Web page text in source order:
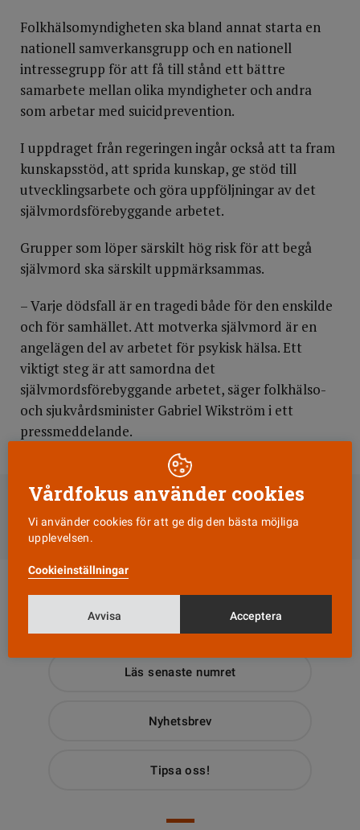
Folkhälsomyndigheten ska bland annat starta en
nationell samverkansgrupp och en nationell
intressegrupp för att få till stånd ett bättre
samarbete mellan olika myndigheter och andra
som arbetar med suicidprevention.
I uppdraget från regeringen ingår också att ta fram
kunskapsstöd, att sprida kunskap, ge stöd till
utvecklingsarbete och göra uppföljningar av det
självmordsförebyggande arbetet.
Grupper som löper särskilt hög risk för att begå
självmord ska särskilt uppmärksammas.
– Varje dödsfall är en tragedi både för den enskilde
och för samhället. Att motverka självmord är en
angelägen del av arbetet för psykisk hälsa. Ett
viktigt steg är att samordna det
självmordsförebyggande arbetet, säger folkhälso-
och sjukvårdsminister Gabriel Wikström i ett
pressmeddelande.
Till Vårdfokus startsida
Läs senaste numret
Nyhetsbrev
Tipsa oss!
Vårdfokus använder cookies
Vi använder cookies för att ge dig den bästa möjliga
upplevelsen.
Cookieinställningar
Avvisa Acceptera